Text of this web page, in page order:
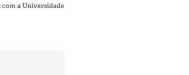
a Universidade